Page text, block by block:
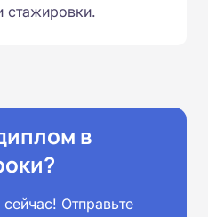
стажировки.
в
Отправьте